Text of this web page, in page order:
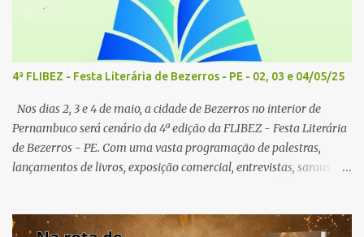
4ª FLIBEZ - Festa Literária de Bezerros - PE - 02, 03 e 04/05/25
Nos dias 2, 3 e 4 de maio, a cidade de Bezerros no interior de
Pernambuco será cenário da 4ª edição da FLIBEZ - Festa Literária
de Bezerros - PE. Com uma vasta programação de palestras,
lançamentos de livros, exposição comercial, entrevistas, saraus
Pedro PAINÉIS LITERÁRIOS: 1º painel- 02/05/25 - 9h: Tema: Em